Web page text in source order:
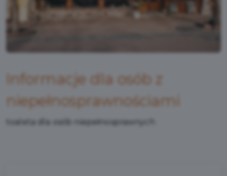
Informacje dla osób z
niepełnosprawnościami
toaleta dla osób niepełnosprawnych